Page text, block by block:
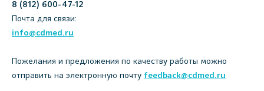
8 (812) 600-47-12
Почта для связи:
info@cdmed.ru
Пожелания и предложения по качеству работы можно
отправить на электронную почту feedback@cdmed.ru